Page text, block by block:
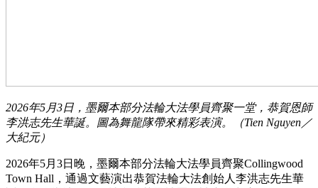
2026年5月3日，墨爾本部分法輪大法學員齊聚一堂，恭賀恩師
李洪志先生華誕。圖為舞龍隊帶來精彩表演。（Tien Nguyen／
大紀元）
2026年5月3日晚，墨爾本部分法輪大法學員齊聚Collingwood
Town Hall，通過文藝演出恭賀法輪大法創始人李洪志先生華